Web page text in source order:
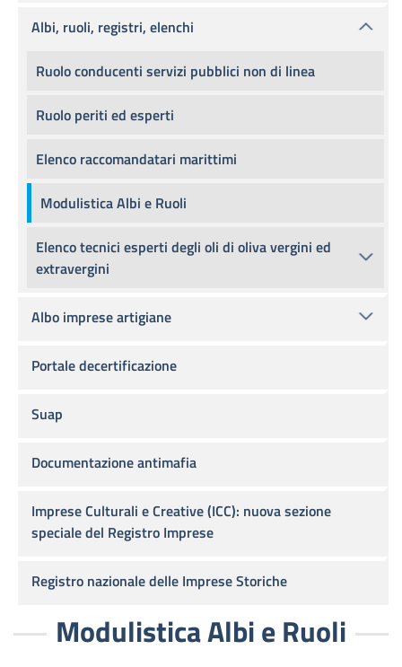
Modulistica Albi e Ruoli
Albi, ruoli, registri, elenchi
Ruolo conducenti servizi pubblici non di linea
Ruolo periti ed esperti
Elenco raccomandatari marittimi
Modulistica Albi e Ruoli
Elenco tecnici esperti degli oli di oliva vergini ed
extravergini
Albo imprese artigiane
Portale decertificazione
Suap
Documentazione antimafia
Imprese Culturali e Creative (ICC): nuova sezione
speciale del Registro Imprese
Registro nazionale delle Imprese Storiche